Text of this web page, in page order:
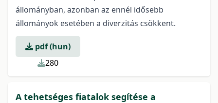
állományban, azonban az ennél idősebb
állományok esetében a diverzitás csökkent.
pdf (hun)
280
A tehetséges fiatalok segítése a